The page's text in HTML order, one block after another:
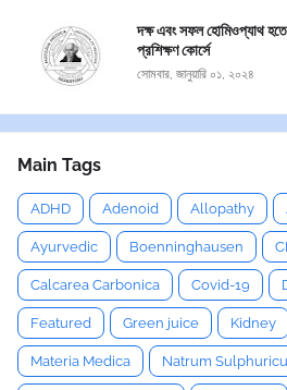
দক্ষ এবং সফল হোমিওপ্যাথ
প্রশিক্ষণ কোর্সে
সোমবার, জানুয়ারি ০১, ২০২৪
Main Tags
ADHD Adenoid Allopathy
Ayurvedic Boenninghausen
Calcarea Carbonica Covid-19
Featured Green juice Kidney
Materia Medica Natrum